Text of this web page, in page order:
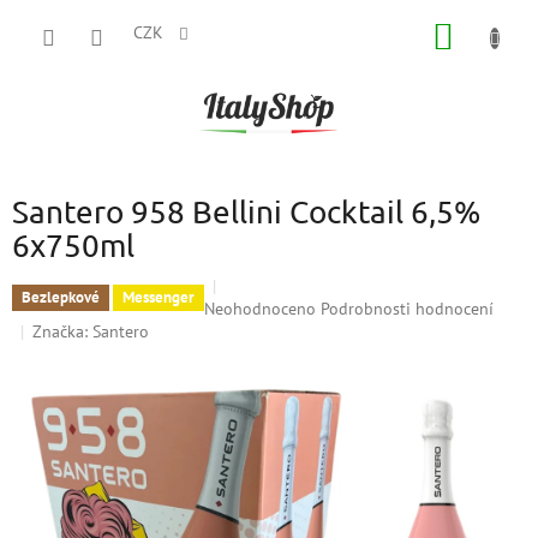
CZK
Santero 958 Bellini Cocktail 6,5%
6x750ml
Bezlepkové Messenger Průměrné
0,0
5
hvězdiček.
Neohodnoceno Podrobnosti hodnocení
Značka: Santero